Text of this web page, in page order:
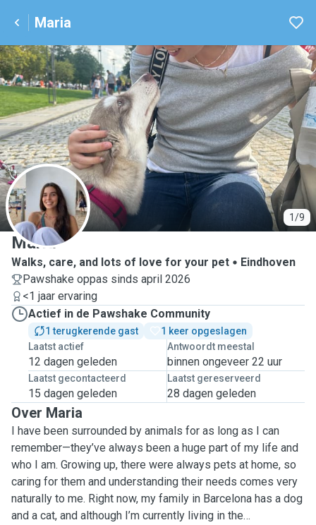
Maria
1/9
M
Maria
Walks, care, and lots of love for your pet
Eindhoven
Pawshake oppas sinds april 2026
<1 jaar ervaring
Actief in de Pawshake Community
1 terugkerende gast
1 keer opgeslagen
Laatst actief
12 dagen geleden
Antwoordt meestal
binnen ongeveer 22 uur
Laatst gecontacteerd
15 dagen geleden
Laatst gereserveerd
28 dagen geleden
Over Maria
I have been surrounded by animals for as long as I can
remember—they’ve always been a huge part of my life and
who I am. Growing up, there were always pets at home, so
caring for them and understanding their needs comes very
naturally to me. Right now, my family in Barcelona has a dog
and a cat, and although I’m currently living in the